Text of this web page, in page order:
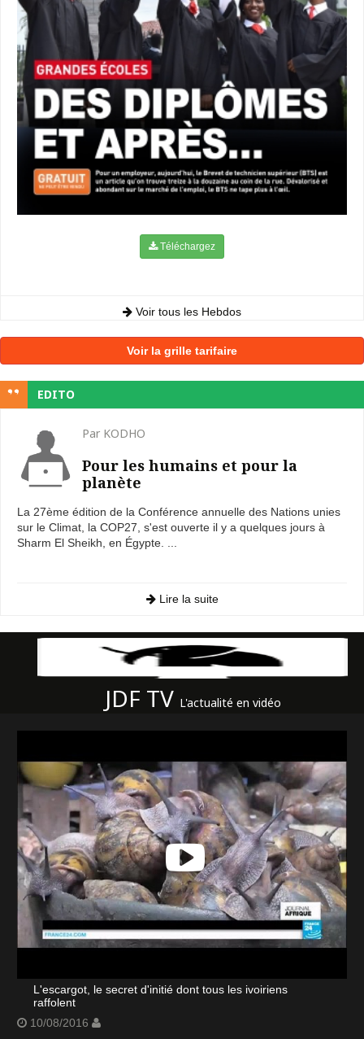
Téléchargez
Voir tous les Hebdos
Voir la grille tarifaire
EDITO
Par KODHO
Pour les humains et pour la
planète
La 27ème édition de la Conférence annuelle des Nations unies
sur le Climat, la COP27, s'est ouverte il y a quelques jours à
Sharm El Sheikh, en Égypte. ...
Lire la suite
JDF TV L'actualité en vidéo
L'escargot, le secret d'initié dont tous les ivoiriens
raffolent
10/08/2016